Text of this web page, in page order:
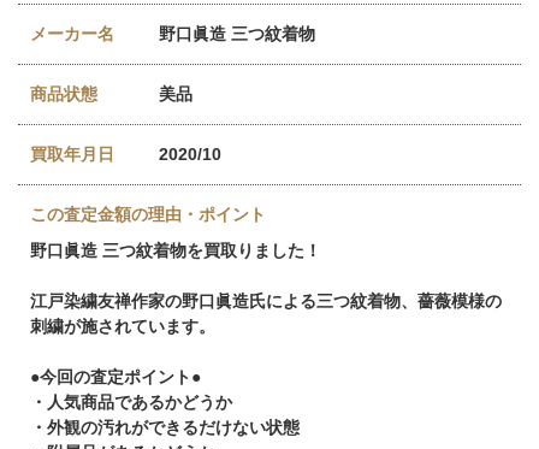
メーカー名 野口眞造 三つ紋着物
商品状態 美品
買取年月日 2020/10
この査定金額の理由・ポイント
野口眞造 三つ紋着物を買取りました！
江戸染繍友禅作家の野口眞造氏による三つ紋着物、薔薇模様の
刺繍が施されています。
●今回の査定ポイント●
・人気商品であるかどうか
・外観の汚れができるだけない状態